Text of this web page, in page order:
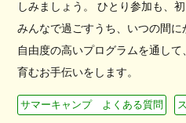
しみましょう。 ひとり参加も、
みんなで過ごすうち、いつの間
自由度の高いプログラムを通し
育むお手伝いをします。
サマーキャンプ よくある質問